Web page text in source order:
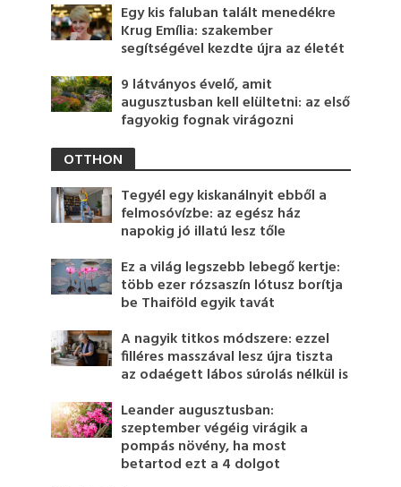
Egy kis faluban talált menedékre
Krug Emília: szakember
segítségével kezdte újra az életét
9 látványos évelő, amit
augusztusban kell elültetni: az első
fagyokig fognak virágozni
OTTHON
Tegyél egy kiskanálnyit ebből a
felmosóvízbe: az egész ház
napokig jó illatú lesz tőle
Ez a világ legszebb lebegő kertje:
több ezer rózsaszín lótusz borítja
be Thaiföld egyik tavát
A nagyik titkos módszere: ezzel
filléres masszával lesz újra tiszta
az odaégett lábos súrolás nélkül is
Leander augusztusban:
szeptember végéig virágik a
pompás növény, ha most
betartod ezt a 4 dolgot